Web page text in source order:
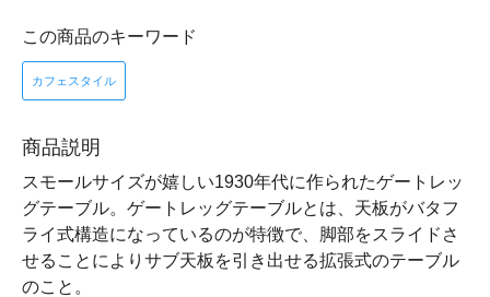
この商品のキーワード
カフェスタイル
商品説明
スモールサイズが嬉しい1930年代に作られたゲートレッ
グテーブル。ゲートレッグテーブルとは、天板がバタフ
ライ式構造になっているのが特徴で、脚部をスライドさ
せることによりサブ天板を引き出せる拡張式のテーブル
のこと。